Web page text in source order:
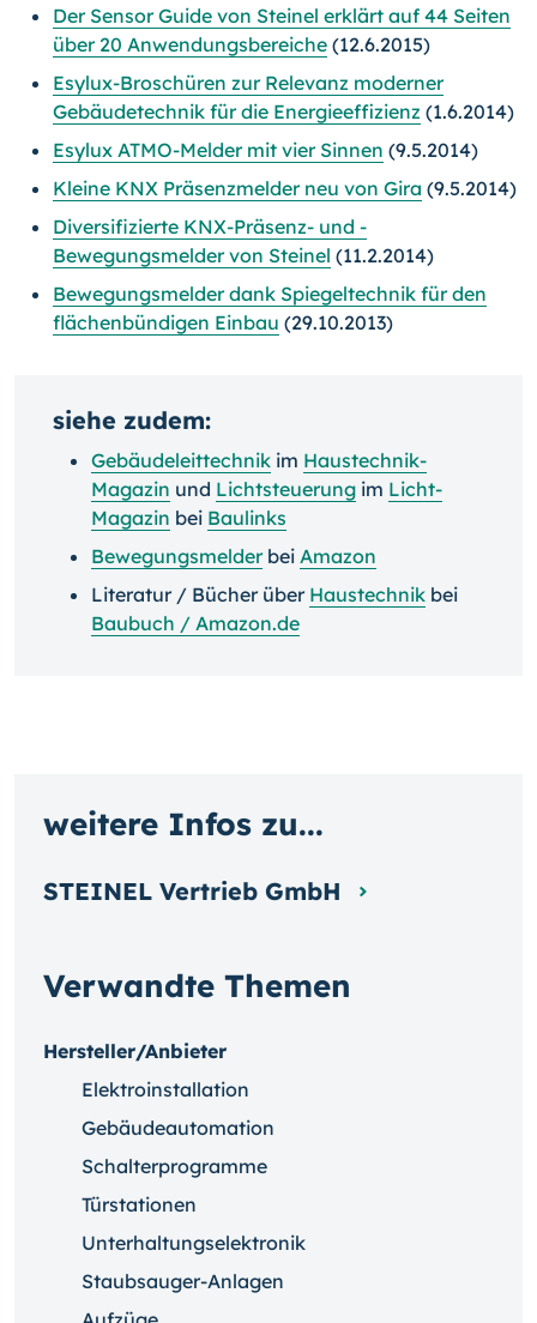
Der Sensor Guide von Steinel erklärt auf 44 Seiten
über 20 Anwendungsbereiche (12.6.2015)
Esylux-Broschüren zur Relevanz moderner
Gebäudetechnik für die Energieeffizienz (1.6.2014)
Esylux ATMO-Melder mit vier Sinnen (9.5.2014)
Kleine KNX Präsenzmelder neu von Gira (9.5.2014)
Diversifizierte KNX-Präsenz- und -
Bewegungsmelder von Steinel (11.2.2014)
Bewegungsmelder dank Spiegeltechnik für den
flächenbündigen Einbau (29.10.2013)
siehe zudem:
Gebäudeleittechnik im Haustechnik-
Magazin und Lichtsteuerung im Licht-
Magazin bei Baulinks
Bewegungsmelderbei Amazon
Literatur / Bücher über Haustechnik bei
Baubuch / Amazon.de
Verwandte Themen
Hersteller/Anbieter
Elektroinstallation
Gebäudeautomation
Schalterprogramme
Türstationen
Unterhaltungselektronik
Staubsauger-Anlagen
weitere Infos zu...
STEINEL Vertrieb GmbH